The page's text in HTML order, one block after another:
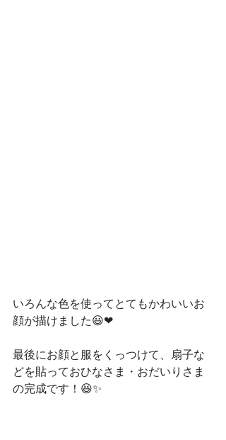
いろんな色を使ってとてもかわいいお
顔が描けました😃❤
最後にお顔と服をくっつけて、扇子な
どを貼っておひなさま・おだいりさま
の完成です！😆✨